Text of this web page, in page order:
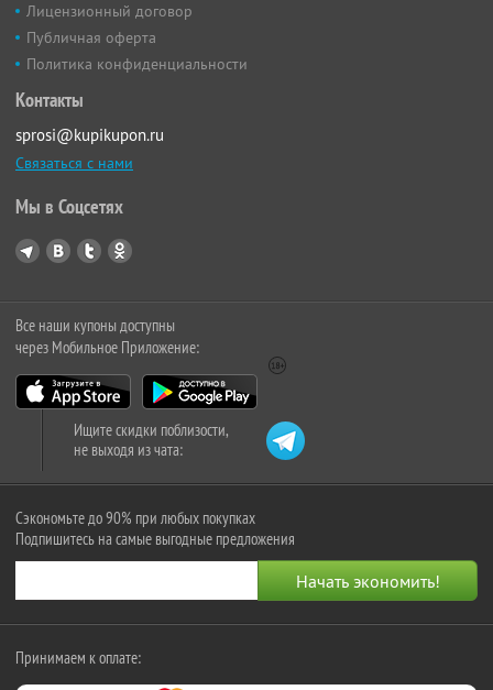
Лицензионный договор
Публичная оферта
Политика конфиденциальности
Контакты
sprosi@kupikupon.ru
Связаться с нами
Мы в Соцсетях
Все наши купоны доступны
через Мобильное Приложение:
Ищите скидки поблизости,
не выходя из чата:
Сэкономьте до 90% при любых покупках
Подпишитесь на самые выгодные предложения
Принимаем к оплате: